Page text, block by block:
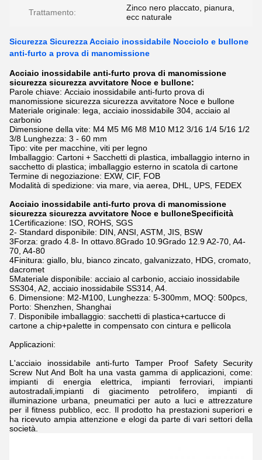
Trattamento:
Zinco nero placcato, pianura,
ecc naturale
Sicurezza Sicurezza Acciaio inossidabile Nocciolo e bullone
anti-furto a prova di manomissione
Acciaio inossidabile anti-furto prova di manomissione
sicurezza sicurezza avvitatore Noce e bullone:
Parole chiave: Acciaio inossidabile anti-furto prova di
manomissione sicurezza sicurezza avvitatore Noce e bullone
Materiale originale: lega, acciaio inossidabile 304, acciaio al
carbonio
Dimensione della vite: M4 M5 M6 M8 M10 M12 3/16 1/4 5/16 1/2
3/8 Lunghezza: 3 - 60 mm
Tipo: vite per macchine, viti per legno
Imballaggio: Cartoni + Sacchetti di plastica, imballaggio interno in
sacchetto di plastica; imballaggio esterno in scatola di cartone
Termine di negoziazione: EXW, CIF, FOB
Modalità di spedizione: via mare, via aerea, DHL, UPS, FEDEX
Acciaio inossidabile anti-furto prova di manomissione
sicurezza sicurezza avvitatore Noce e bulloneSpecificità
1Certificazione: ISO, ROHS, SGS
2- Standard disponibile: DIN, ANSI, ASTM, JIS, BSW
3Forza: grado 4.8- In ottavo.8Grado 10.9Grado 12.9 A2-70, A4-
70, A4-80
4Finitura: giallo, blu, bianco zincato, galvanizzato, HDG, cromato,
dacromet
5Materiale disponibile: acciaio al carbonio, acciaio inossidabile
SS304, A2, acciaio inossidabile SS314, A4.
6. Dimensione: M2-M100, Lunghezza: 5-300mm, MOQ: 500pcs,
Porto: Shenzhen, Shanghai
7. Disponibile imballaggio: sacchetti di plastica+cartucce di
cartone a chip+palette in compensato con cintura e pellicola
Applicazioni:
L'acciaio inossidabile anti-furto Tamper Proof Safety Security
Screw Nut And Bolt ha una vasta gamma di applicazioni, come:
impianti di energia elettrica, impianti ferroviari, impianti
autostradali,impianti di giacimento petrolifero, impianti di
illuminazione urbana, pneumatici per auto a luci e attrezzature
per il fitness pubblico, ecc. Il prodotto ha prestazioni superiori e
ha ricevuto ampia attenzione e elogi da parte di vari settori della
società.